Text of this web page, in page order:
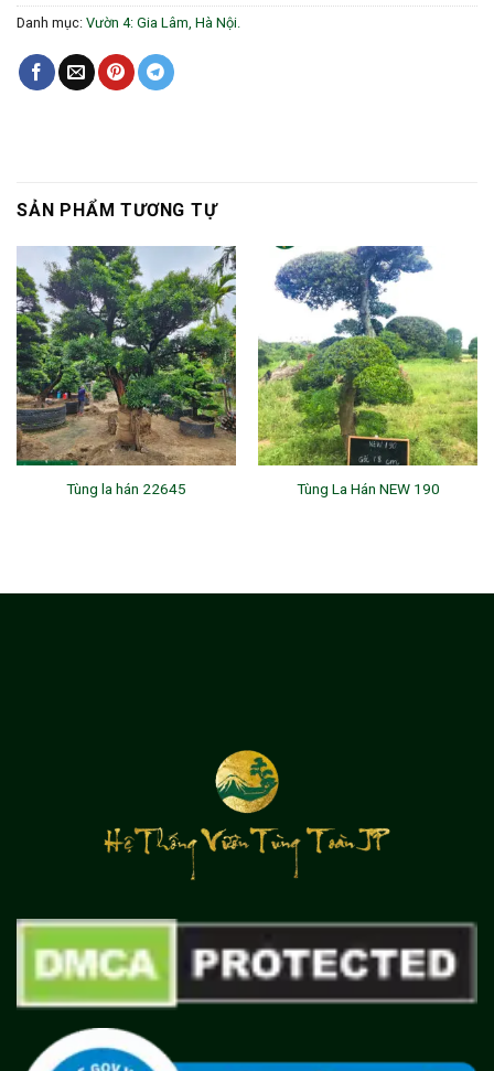
Danh mục: Vườn 4: Gia Lâm, Hà Nội.
SẢN PHẨM TƯƠNG TỰ
Tùng la hán 22645 Tùng La Hán NEW 190